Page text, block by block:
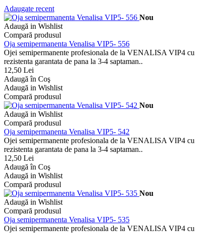
Adaugate recent
Nou
Adaugă in Wishlist
Compară produsul
Oja semipermanenta Venalisa VIP5- 556
Ojei semipermanente profesionala de la VENALISA VIP4 cu
rezistenta garantata de pana la 3-4 saptaman..
12,50 Lei
Adaugă în Coş
Adaugă in Wishlist
Compară produsul
Nou
Adaugă in Wishlist
Compară produsul
Oja semipermanenta Venalisa VIP5- 542
Ojei semipermanente profesionala de la VENALISA VIP4 cu
rezistenta garantata de pana la 3-4 saptaman..
12,50 Lei
Adaugă în Coş
Adaugă in Wishlist
Compară produsul
Nou
Adaugă in Wishlist
Compară produsul
Oja semipermanenta Venalisa VIP5- 535
Ojei semipermanente profesionala de la VENALISA VIP4 cu